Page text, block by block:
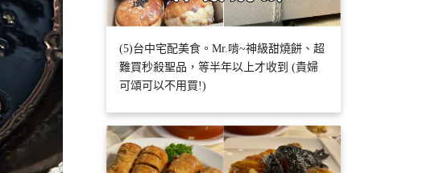
(5)台中宅配美食。Mr.啃~神級甜燒餅、超
難買秒殺聖品，等半年以上才收到 (貴婦
可頌可以不用買!)